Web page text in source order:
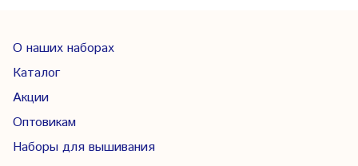
О наших наборах
Каталог
Акции
Оптовикам
Наборы для вышивания